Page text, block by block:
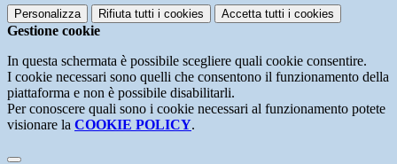
Personalizza Rifiuta tutti i cookies Accetta tutti i cookies
Gestione cookie
In questa schermata è possibile scegliere quali cookie consentire.
I cookie necessari sono quelli che consentono il funzionamento della
piattaforma e non è possibile disabilitarli.
Per conoscere quali sono i cookie necessari al funzionamento potete
visionare la COOKIE POLICY.